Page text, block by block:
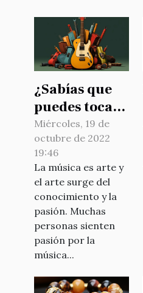
¿Sabías que
puedes tocar
la guitarra?
Miércoles, 19 de
octubre de 2022
19:46
La música es arte y
el arte surge del
conocimiento y la
pasión. Muchas
personas sienten
pasión por la
música...